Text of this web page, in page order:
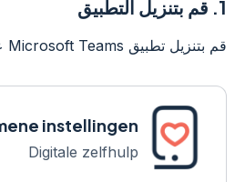
1. قم بتنزيل التطبيق
قم بتنزيل تطبيق Microsoft Teams على جهازك المحمول.
instellingen
Digitale zelfhulp